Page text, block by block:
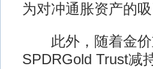
为对冲通胀资产的吸
此外，随着金价
SPDRGold Trust减